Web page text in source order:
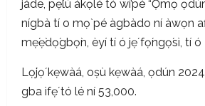
jáde, pẹ̀lú àkọlé tó wí’pé “Ọmọ
nígbà tí o mọ̀ pé àgbàdo ní àwọn
mẹ́ẹ̀dọ́gbọ̀n, èyí tí ó jẹ́ fọ́ngọ́sì, tí ó
Lọ́jọ́ kẹwàá, oṣù kẹwàá, ọdún
gba ìfẹ́ tó lé ní 53,000.